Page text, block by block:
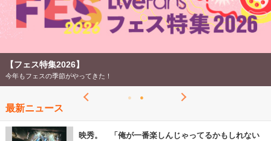
【フェス特集2026】
今年もフェスの季節がやってきた！
最新ニュース
映秀。 「俺が一番楽しんじゃってるかもしれない